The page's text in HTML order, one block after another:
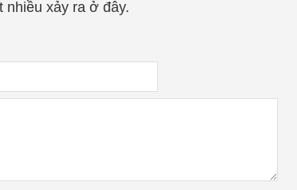
nhiều xảy ra ở đây.